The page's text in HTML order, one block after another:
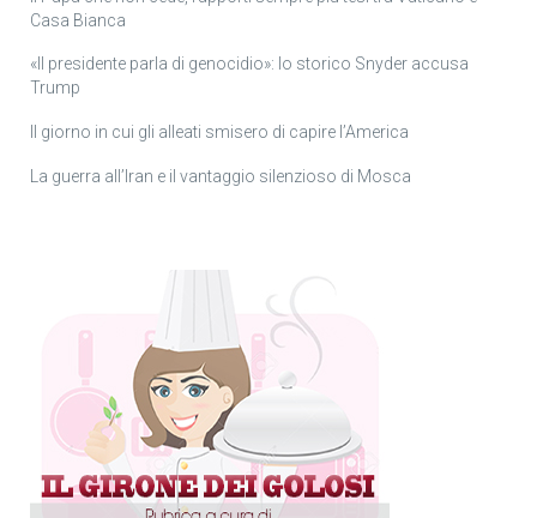
Casa Bianca
«Il presidente parla di genocidio»: lo storico Snyder accusa
Trump
Il giorno in cui gli alleati smisero di capire l’America
La guerra all’Iran e il vantaggio silenzioso di Mosca